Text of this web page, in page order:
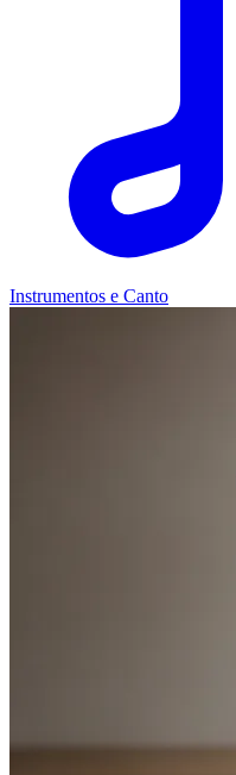
Instrumentos e Canto